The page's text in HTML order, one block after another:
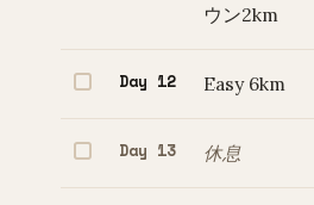
ウン2km
Day 12 Easy 6km
Day 13 休息